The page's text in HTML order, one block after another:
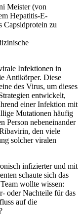
Meister (von
Hepatitis-E-
Capsidprotein zu
Infektionen in
Antikörper. Diese
des Virus, um dieses
entwickelt,
einer Infektion mit
Mutationen häufig
Person nebeneinander
den viele
solcher viralen
infizierter und mit
schaute sich das
wollte wissen:
oder Nachteile für das
auf die